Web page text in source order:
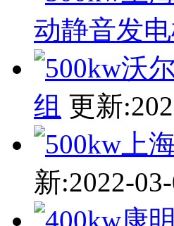
动静音发电
组 更新
新:2022-